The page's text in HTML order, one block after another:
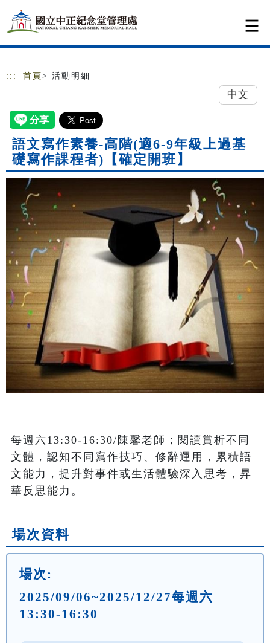
跳到主要內容
網站導覽
::: 首頁 > 活動明細
中文
語文寫作素養-高階(適6-9年級上過基
礎寫作課程者)【確定開班】
每週六13:30-16:30/陳馨老師；閱讀賞析不同
文體，認知不同寫作技巧、修辭運用，累積語
文能力，提升對事件或生活體驗深入思考，昇
華反思能力。
場次資料
場次:
2025/09/06~2025/12/27每週六
13:30-16:30